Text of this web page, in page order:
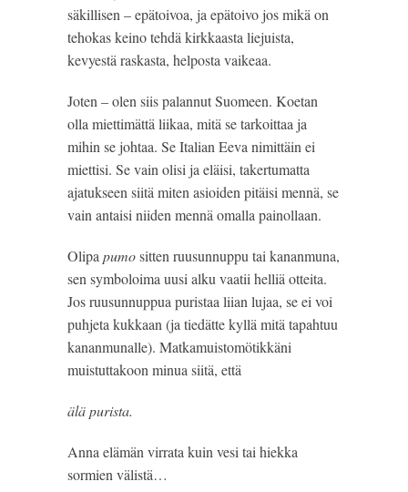
säkillisen – epätoivoa, ja epätoivo jos mikä on
tehokas keino tehdä kirkkaasta liejuista,
kevyestä raskasta, helposta vaikeaa.
Joten – olen siis palannut Suomeen. Koetan
olla miettimättä liikaa, mitä se tarkoittaa ja
mihin se johtaa. Se Italian Eeva nimittäin ei
miettisi. Se vain olisi ja eläisi, takertumatta
ajatukseen siitä miten asioiden pitäisi mennä, se
vain antaisi niiden mennä omalla painollaan.
Olipa pumo sitten ruusunnuppu tai kananmuna,
sen symboloima uusi alku vaatii helliä otteita.
Jos ruusunnuppua puristaa liian lujaa, se ei voi
puhjeta kukkaan (ja tiedätte kyllä mitä tapahtuu
kananmunalle). Matkamuistomötikkäni
muistuttakoon minua siitä, että
älä purista.
Anna elämän virrata kuin vesi tai hiekka
sormien välistä…